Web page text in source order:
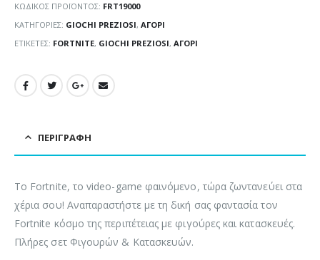
ΚΩΔΙΚΌΣ ΠΡΟΪΌΝΤΟΣ: FRT19000
ΚΑΤΗΓΟΡΊΕΣ: GIOCHI PREZIOSI, ΑΓΌΡΙ
ΕΤΙΚΈΤΕΣ: FORTNITE, GIOCHI PREZIOSI, ΑΓΌΡΙ
ΠΕΡΙΓΡΑΦΉ
Tο Fortnite, το video-game φαινόμενο, τώρα ζωντανεύει στα
χέρια σου! Αναπαραστήστε με τη δική σας φαντασία τον
Fortnite κόσμο της περιπέτειας με φιγούρες και κατασκευές.
Πλήρες σετ Φιγουρών & Kατασκευών.